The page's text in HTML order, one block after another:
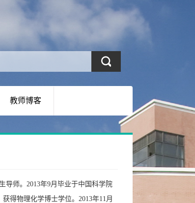
教师博客
导师。 2013年9月毕业于中国科学院
得物理化学博士学位。 2013年11月